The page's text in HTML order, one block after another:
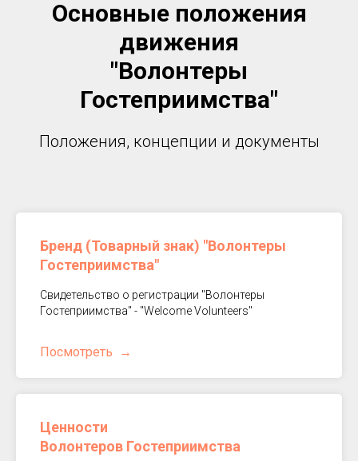
Основные положения
движения
"Волонтеры
Гостеприимства"
Положения, концепции и документы
Бренд (Товарный знак) "Волонтеры
Гостеприимства"
Свидетельство о регистрации "Волонтеры
Гостеприимства" - "Welcome Volunteers"
Посмотреть
Ценности
Волонтеров Гостеприимства